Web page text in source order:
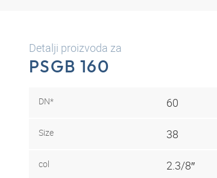
Detalji proizvoda za
PSGB 160
DN* 60
Size 38
col 2.3/8″